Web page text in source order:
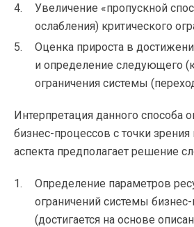
Увеличение «пропускной
ослабления) критического
Оценка прироста в
и определение следующего
ограничения системы
Интерпретация данного способа
бизнес-процессов с точки
аспекта предполагает решение
Определение параметров
ограничений системы
(достигается на основе